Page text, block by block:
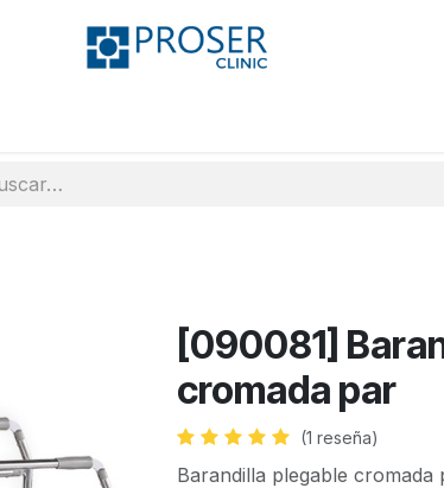
[090081]
cromada par
(1 reseña)
Barandilla plegable cromada